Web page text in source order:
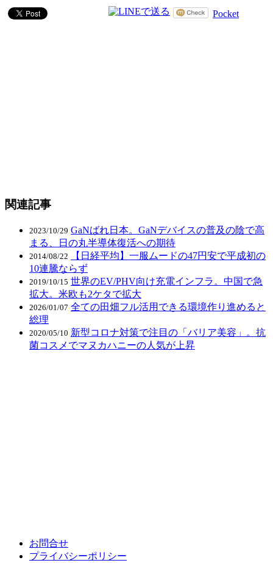
Pocket
関連記事
2023/10/29 GaNばれ日本。GaNデバイスの普及の陰で高
まる、日の丸半導体復活への期待
2014/08/22
【日経平均】一服ムードの47円安で平成初の
10連騰ならず
2019/10/15 世界のEV/PHV向け充電インフラ。中国で急
拡大。米欧も2ケタで拡大
2026/01/07 全ての田畑フル活用できる環境作り進めると
総理
2020/05/10 新型コロナ対策で注目の「バリア美容」。抗
菌コスメでマヌカハニーの人気が上昇
お問合せ
プライバシーポリシー